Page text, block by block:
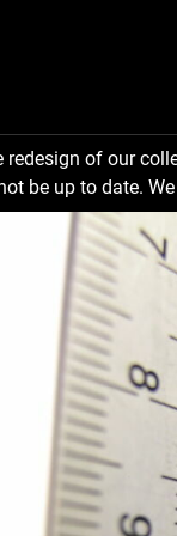
redesign of our
be up to date.